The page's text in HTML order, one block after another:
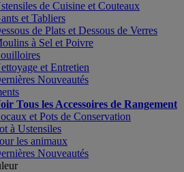
de Cuisine et Couteaux
et Tabliers
de Plats et Dessous de Verres
à Sel et Poivre
et Entretien
Nouveautés
Tous les Accessoires de Rangement
et Pots de Conservation
à Ustensiles
les animaux
Nouveautés